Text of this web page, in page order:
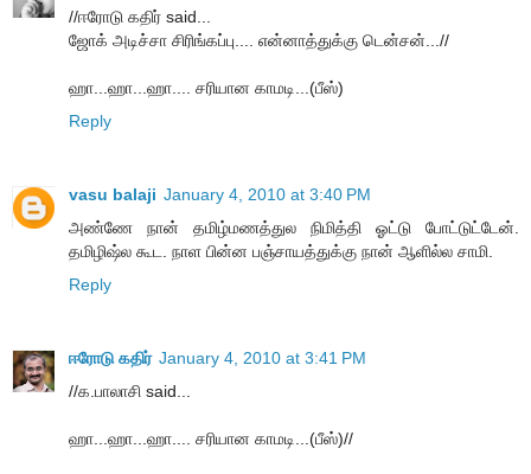
//ஈரோடு கதிர் said...
ஜோக் அடிச்சா சிரிங்கப்பு.... என்னாத்துக்கு டென்சன்...//
ஹா...ஹா...ஹா.... சரியான காமடி...(பீஸ்)
Reply
vasu balaji January 4, 2010 at 3:40 PM
அண்ணே நான் தமிழ்மணத்துல நிமித்தி ஓட்டு போட்டுட்டேன்.
தமிழிஷ்ல கூட. நாள பின்ன பஞ்சாயத்துக்கு நான் ஆளில்ல சாமி.
Reply
ஈரோடு கதிர் January 4, 2010 at 3:41 PM
//க.பாலாசி said...
ஹா...ஹா...ஹா.... சரியான காமடி...(பீஸ்)//